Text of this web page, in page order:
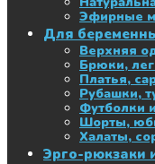
Эфирные
Для
Верхняя
Брюки,
Платья,
Рубашки,
Футболки
Шорты,
Халаты,
Эрго-рюкзаки